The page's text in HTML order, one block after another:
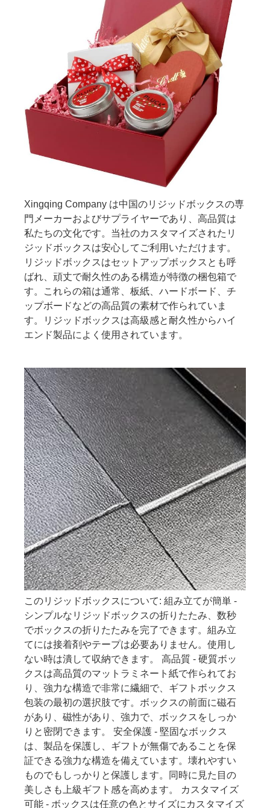
Xingqing Company は中国のリジッドボックスの専
門メーカーおよびサプライヤーであり、高品質は
私たちの文化です。当社のカスタマイズされたリ
ジッドボックスは安心してご利用いただけます。
リジッドボックスはセットアップボックスとも呼
ばれ、頑丈で耐久性のある構造が特徴の梱包箱で
す。これらの箱は通常、板紙、ハードボード、チ
ップボードなどの高品質の素材で作られていま
す。リジッドボックスは高級感と耐久性からハイ
エンド製品によく使用されています。
このリジッドボックスについて: 組み立てが簡単 -
シンプルなリジッドボックスの折りたたみ、数秒
でボックスの折りたたみを完了できます。組み立
てには接着剤やテープは必要ありません。使用し
ない時は潰して収納できます。 高品質 - 硬質ボッ
クスは高品質のマットラミネート紙で作られてお
り、強力な構造で非常に繊細で、ギフトボックス
包装の最初の選択肢です。ボックスの前面に磁石
があり、磁性があり、強力で、ボックスをしっか
りと密閉できます。 安全保護 - 堅固なボックス
は、製品を保護し、ギフトが無傷であることを保
証できる強力な構造を備えています。壊れやすい
ものでもしっかりと保護します。同時に見た目の
美しさも上級ギフト感を高めます。 カスタマイズ
可能 - ボックスは任意の色とサイズにカスタマイズ